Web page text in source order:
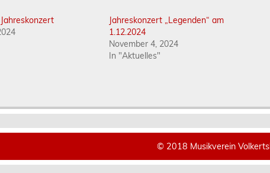
Jahreskonzert „Legenden“ am
1.12.2024
November 4, 2024
In "Aktuelles"
© 2018 Musikverein